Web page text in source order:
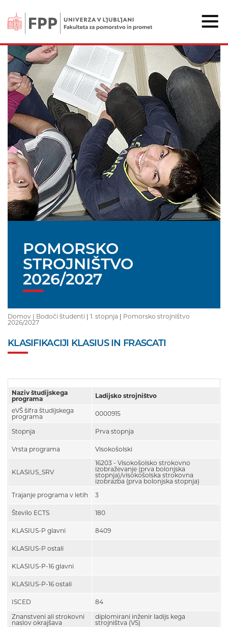
POMORSKO
STROJNIŠTVO
2026/2027
Domov | Bodoči študenti | 1. stopnja | Pomorsko strojništvo
2026/2027
KLASIFIKACIJI KLASIUS IN FRASCATI
Naziv študijskega
programa
Ladijsko strojništvo
eVŠ šifra študijskega
programa
0000915
Stopnja Prva stopnja
Vrsta programa Visokošolski
KLASIUS_SRV
16203 - Visokošolsko strokovno
izobraževanje (prva bolonjska
stopnja)/visokošolska strokovna
izobrazba (prva bolonjska stopnja)
Trajanje programa v letih
3
Število ECTS 180
KLASIUS-P glavni 8409
KLASIUS-P ostali
KLASIUS-P-16 glavni
KLASIUS-P-16 ostali
ISCED
84
Znanstveni ali strokovni
naslov okrajšava
diplomirani inženir ladijs kega
strojništva (VS)